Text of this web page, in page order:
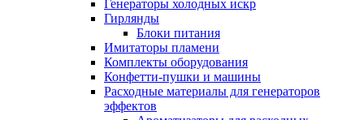
Генераторы холодных искр
Гирлянды
Блоки питания
Имитаторы пламени
Комплекты оборудования
Конфетти-пушки и машины
Расходные материалы для генераторов
эффектов